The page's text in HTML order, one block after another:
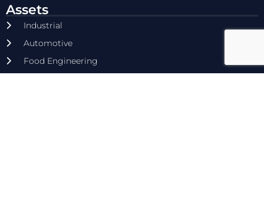
Assets
Industrial
Automotive
Food Engineering